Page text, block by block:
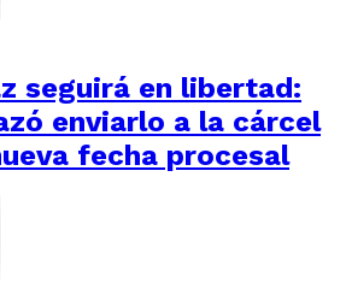
seguirá en libertad:
enviarlo a la cárcel
fecha procesal